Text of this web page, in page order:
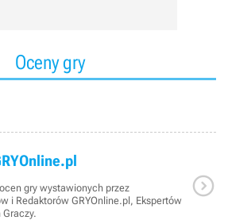
Oceny gry
ocen gry wystawionych przez
i Redaktorów GRYOnline.pl, Ekspertów
